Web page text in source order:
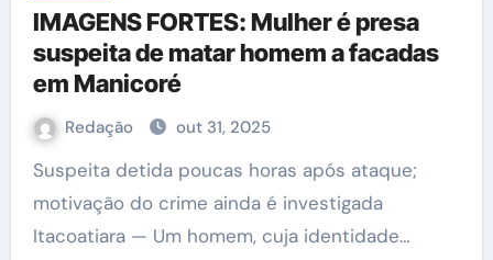
IMAGENS FORTES: Mulher é presa
suspeita de matar homem a facadas
em Manicoré
Redação out 31, 2025
Suspeita detida poucas horas após ataque;
motivação do crime ainda é investigada
Itacoatiara — Um homem, cuja identidade…